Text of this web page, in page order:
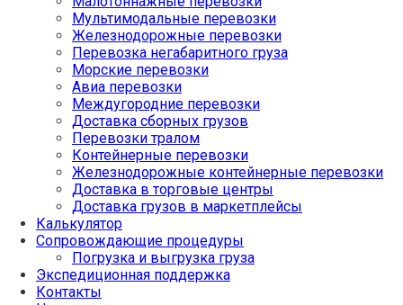
Мультимодальные перевозки
Железнодорожные перевозки
Перевозка негабаритного груза
Морские перевозки
Авиа перевозки
Междугородние перевозки
Доставка сборных грузов
Перевозки тралом
Контейнерные перевозки
Железнодорожные контейнерные перевозки
Доставка в торговые центры
Доставка грузов в маркетплейсы
Калькулятор
Сопровождающие процедуры
Погрузка и выгрузка груза
Экспедиционная поддержка
Контакты